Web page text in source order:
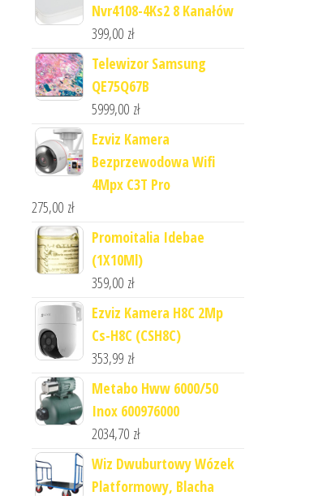
Nvr4108-4Ks2 8 Kanałów
399,00 zł
Telewizor Samsung
QE75Q67B
5999,00 zł
Ezviz Kamera
Bezprzewodowa Wifi
4Mpx C3T Pro
275,00 zł
Promoitalia Idebae
(1X10Ml)
359,00 zł
Ezviz Kamera H8C 2Mp
Cs-H8C (CSH8C)
353,99 zł
Metabo Hww 6000/50
Inox 600976000
2034,70 zł
Wiz Dwuburtowy Wózek
Platformowy, Blacha